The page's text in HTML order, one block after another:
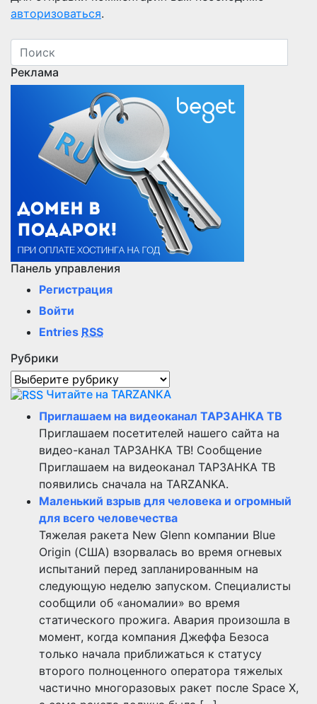
авторизоваться.
Реклама
Панель управления
Регистрация
Войти
Entries RSS
Рубрики
Рубрики
Читайте на TARZANKA
Приглашаем на видеоканал ТАРЗАНКА ТВ
Приглашаем посетителей нашего сайта на
видео-канал ТАРЗАНКА ТВ! Сообщение
Приглашаем на видеоканал ТАРЗАНКА ТВ
появились сначала на TARZANKA.
Маленький взрыв для человека и огромный
для всего человечества
Тяжелая ракета New Glenn компании Blue
Origin (США) взорвалась во время огневых
испытаний перед запланированным на
следующую неделю запуском. Специалисты
сообщили об «аномалии» во время
статического прожига. Авария произошла в
момент, когда компания Джеффа Безоса
только начала приближаться к статусу
второго полноценного оператора тяжелых
частично многоразовых ракет после Space X,